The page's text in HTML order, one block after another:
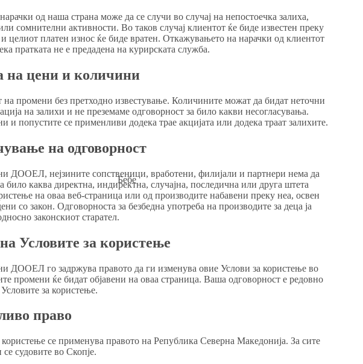
Бебе
од наша страна може да се случи во случај на непостоечка залиха,
сомнителни активности. Во таков случај клиентот ќе биде известен преку
целиот платен износ ќе биде вратен. Откажувањето на нарачки од клиентот
пратката не е предадена на курирската служба.
на цени и количини
на промени без претходно известување. Количините можат да бидат неточни
на залихи и не преземаме одговорност за било какви несогласувања.
и попустите се применливи додека трае акцијата или додека траат залихите.
на одговорност
ДООЕЛ, нејзините сопственици, вработени, филијали и партнери нема да
било каква директна, индиректна, случајна, последична или друга штета
на оваа веб-страница или од производите набавени преку неа, освен
со закон. Одговорноста за безбедна употреба на производите за деца ја
законскиот старател.
Условите за користење
ДООЕЛ го задржува правото да ги изменува овие Услови за користење во
промени ќе бидат објавени на оваа страница. Ваша одговорност е редовно
за користење.
право
се применува правото на Република Северна Македонија. За сите
судовите во Скопје.